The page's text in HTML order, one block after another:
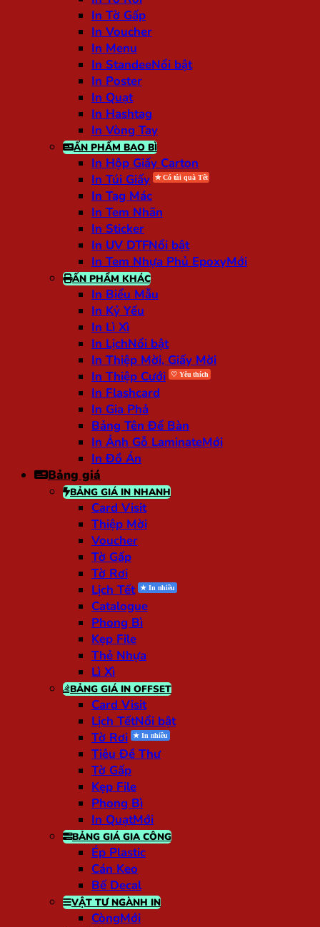
In Tờ Gấp
In Voucher
In Menu
In Standee
In Poster
In Quạt
In Hashtag
In Vòng Tay
ẤN PHẨM BAO BÌ
In Hộp Giấy Carton
In Túi Giấy
In Tag Mác
In Tem Nhãn
In Sticker
In UV DTF
In Tem Nhựa Phủ Epoxy
ẤN PHẨM KHÁC
In Biểu Mẫu
In Kỷ Yếu
In Lì Xì
In Lịch
In Thiệp Mời, Giấy Mời
In Thiệp Cưới
In Flashcard
In Gia Phả
Bảng Tên Để Bàn
In Ảnh Gỗ Laminate
In Đồ Án
Bảng giá
BẢNG GIÁ IN NHANH
Card Visit
Thiệp Mời
Voucher
Tờ Gấp
Tờ Rơi
Lịch Tết
Catalogue
Phong Bì
Kẹp File
Thẻ Nhựa
Lì Xì
BẢNG GIÁ IN OFFSET
Card Visit
Lịch Tết
Tờ Rơi
Tiêu Đề Thư
Tờ Gấp
Kẹp File
Phong Bì
In Quạt
BẢNG GIÁ GIA CÔNG
Ép Plastic
Cán Keo
Bế Decal
VẬT TƯ NGÀNH IN
Còng